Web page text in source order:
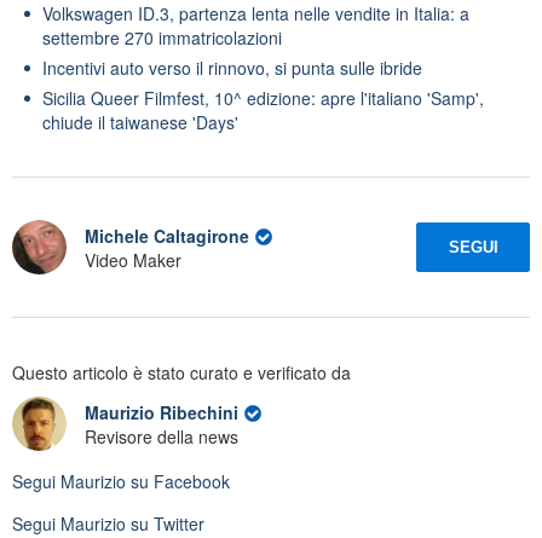
Volkswagen ID.3, partenza lenta nelle vendite in Italia: a
settembre 270 immatricolazioni
Incentivi auto verso il rinnovo, si punta sulle ibride
Sicilia Queer Filmfest, 10^ edizione: apre l'italiano 'Samp',
chiude il taiwanese 'Days'
Michele Caltagirone
Video Maker
SEGUI
Questo articolo è stato curato e verificato da
Maurizio Ribechini
Revisore della news
Segui Maurizio su Facebook
Segui Maurizio su Twitter